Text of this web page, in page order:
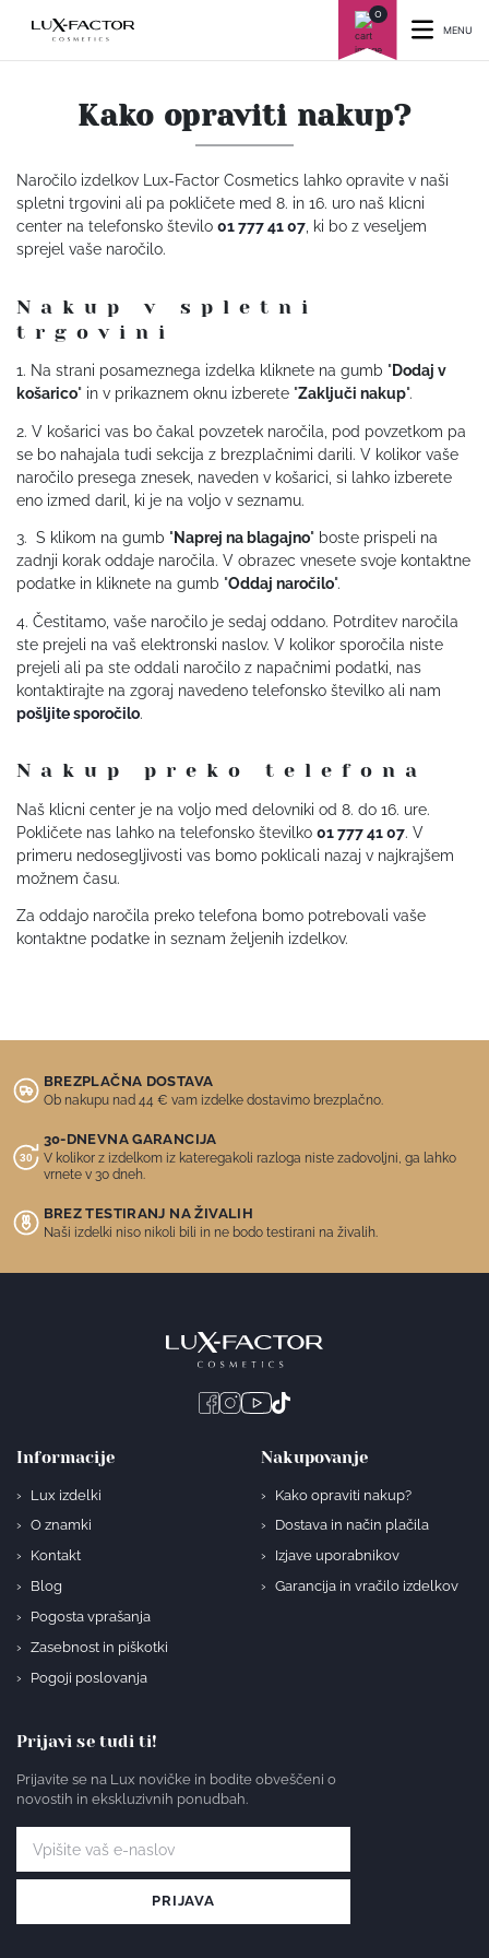
0
MENU
Kako opraviti nakup?
Naročilo izdelkov Lux-Factor Cosmetics lahko opravite v naši
spletni trgovini ali pa pokličete med 8. in 16. uro naš klicni
center na telefonsko število 01 777 41 07 , ki bo z veseljem
sprejel vaše naročilo.
Nakup v spletni
trgovini
1. Na strani posameznega izdelka kliknete na gumb "Dodaj v
košarico" in v prikaznem oknu izberete "Zaključi nakup".
2. V košarici vas bo čakal povzetek naročila, pod povzetkom pa
se bo nahajala tudi sekcija z brezplačnimi darili. V kolikor vaše
naročilo presega znesek, naveden v košarici, si lahko izberete
eno izmed daril, ki je na voljo v seznamu.
3. S klikom na gumb "Naprej na blagajno" boste prispeli na
zadnji korak oddaje naročila. V obrazec vnesete svoje kontaktne
podatke in kliknete na gumb "Oddaj naročilo".
4. Čestitamo, vaše naročilo je sedaj oddano. Potrditev naročila
ste prejeli na vaš elektronski naslov. V kolikor sporočila niste
prejeli ali pa ste oddali naročilo z napačnimi podatki, nas
kontaktirajte na zgoraj navedeno telefonsko številko ali nam
pošljite sporočilo.
Nakup preko telefona
Naš klicni center je na voljo med delovniki od 8. do 16. ure.
Pokličete nas lahko na telefonsko številko 01 777 41 07. V
primeru nedosegljivosti vas bomo poklicali nazaj v najkrajšem
možnem času.
Za oddajo naročila preko telefona bomo potrebovali vaše
kontaktne podatke in seznam željenih izdelkov.
BREZPLAČNA DOSTAVA
Ob nakupu nad 44 € vam izdelke dostavimo brezplačno.
30-DNEVNA GARANCIJA
V kolikor z izdelkom iz kateregakoli razloga niste zadovoljni, ga lahko
vrnete v 30 dneh.
BREZ TESTIRANJ NA ŽIVALIH
Naši izdelki niso nikoli bili in ne bodo testirani na živalih.
Informacije
Lux izdelki
O znamki
Kontakt
Blog
Pogosta vprašanja
Zasebnost in piškotki
Pogoji poslovanja
Nakupovanje
Kako opraviti nakup?
Dostava in način plačila
Izjave uporabnikov
Garancija in vračilo izdelkov
Prijavi se tudi ti!
Prijavite se na Lux novičke in bodite obveščeni o
novostih in ekskluzivnih ponudbah.
PRIJAVA